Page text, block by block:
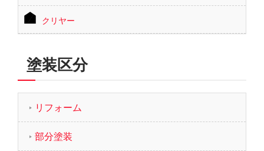
クリヤー
塗装区分
リフォーム
部分塗装